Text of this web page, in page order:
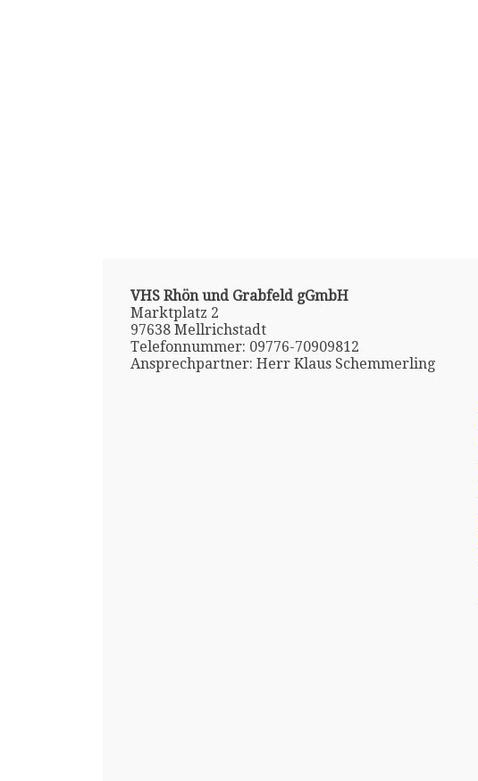
VHS Rhön und Grabfeld gGmbH
Marktplatz 2
97638 Mellrichstadt
Telefonnummer: 09776-70909812
Ansprechpartner: Herr Klaus Schemmerling